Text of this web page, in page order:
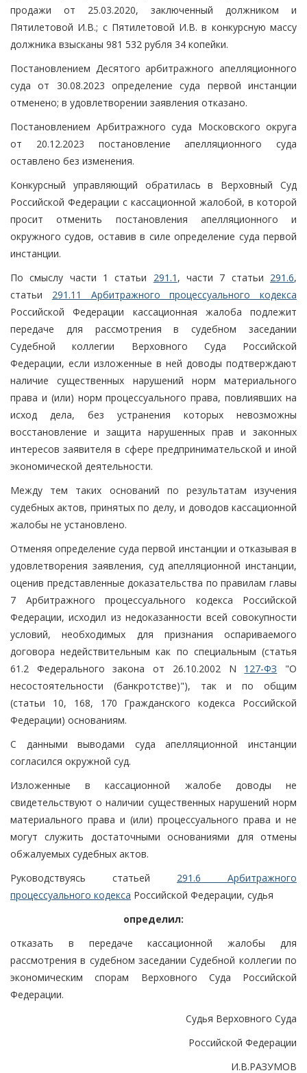
продажи от 25.03.2020, заключенный должником и
Пятилетовой И.В.; с Пятилетовой И.В. в конкурсную массу
должника взысканы 981 532 рубля 34 копейки.
Постановлением Десятого арбитражного апелляционного
суда от 30.08.2023 определение суда первой инстанции
отменено; в удовлетворении заявления отказано.
Постановлением Арбитражного суда Московского округа
от 20.12.2023 постановление апелляционного суда
оставлено без изменения.
Конкурсный управляющий обратилась в Верховный Суд
Российской Федерации с кассационной жалобой, в которой
просит отменить постановления апелляционного и
окружного судов, оставив в силе определение суда первой
инстанции.
По смыслу части 1 статьи 291.1 , части 7 статьи 291.6,
статьи 291.11 Арбитражного процессуального кодекса
Российской Федерации кассационная жалоба подлежит
передаче для рассмотрения в судебном заседании
Судебной коллегии Верховного Суда Российской
Федерации, если изложенные в ней доводы подтверждают
наличие существенных нарушений норм материального
права и (или) норм процессуального права, повлиявших на
исход дела, без устранения которых невозможны
восстановление и защита нарушенных прав и законных
интересов заявителя в сфере предпринимательской и иной
экономической деятельности.
Между тем таких оснований по результатам изучения
судебных актов, принятых по делу, и доводов кассационной
жалобы не установлено.
Отменяя определение суда первой инстанции и отказывая в
удовлетворения заявления, суд апелляционной инстанции,
оценив представленные доказательства по правилам главы
7 Арбитражного процессуального кодекса Российской
Федерации, исходил из недоказанности всей совокупности
условий, необходимых для признания оспариваемого
договора недействительным как по специальным (статья
61.2 Федерального закона от 26.10.2002 N 127-ФЗ "О
несостоятельности (банкротстве)"), так и по общим
(статьи 10, 168, 170 Гражданского кодекса Российской
Федерации) основаниям.
С данными выводами суда апелляционной инстанции
согласился окружной суд.
Изложенные в кассационной жалобе доводы не
свидетельствуют о наличии существенных нарушений норм
материального права и (или) процессуального права и не
могут служить достаточными основаниями для отмены
обжалуемых судебных актов.
Руководствуясь статьей 291.6 Арбитражного
процессуального кодекса Российской Федерации, судья
определил:
отказать в передаче кассационной жалобы для
рассмотрения в судебном заседании Судебной коллегии по
экономическим спорам Верховного Суда Российской
Федерации.
Судья Верховного Суда
Российской Федерации
И.В.РАЗУМОВ